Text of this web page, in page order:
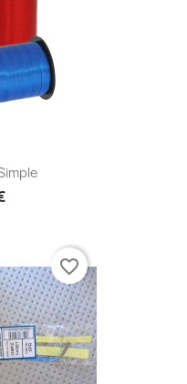
favorite_border